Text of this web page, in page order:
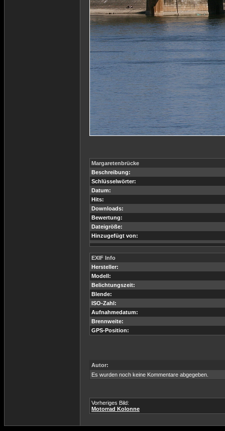
Margaretenbrücke
Beschreibung:
Schlüsselwörter:
Datum:
Hits:
Downloads:
Bewertung:
Dateigröße:
Hinzugefügt von:
EXIF Info
Hersteller:
Modell:
Belichtungszeit:
Blende:
ISO-Zahl:
Aufnahmedatum:
Brennweite:
GPS-Position:
Autor:
Es wurden noch keine Kommentare abgegeben.
Vorheriges Bild:
Motorrad Kolonne